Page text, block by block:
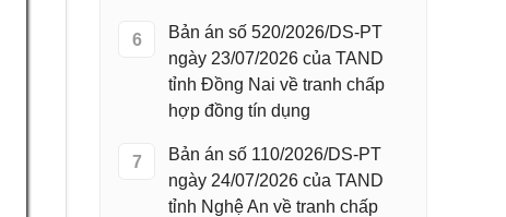
6
Bản án số 520/2026/DS-PT
ngày 23/07/2026 của TAND
tỉnh Đồng Nai về tranh chấp
hợp đồng tín dụng
7
Bản án số 110/2026/DS-PT
ngày 24/07/2026 của TAND
tỉnh Nghệ An về tranh chấp